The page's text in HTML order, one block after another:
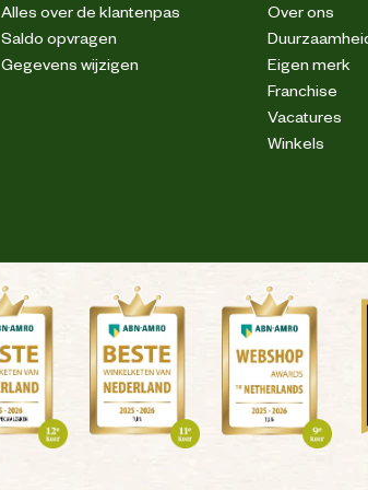
Alles over de klantenpas
Saldo opvragen
Gegevens wijzigen
Over ons
Eigen merk
Franchise
Vacatures
Winkels